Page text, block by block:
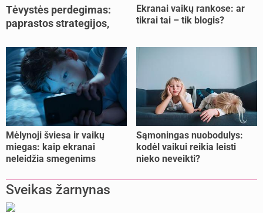
Tėvystės perdegimas:
paprastos strategijos,
jėgas
Ekranai vaikų rankose: ar
tikrai tai – tik blogis?
Mėlynoji šviesa ir vaikų
miegas: kaip ekranai
neleidžia smegenims
Sąmoningas nuobodulys:
kodėl vaikui reikia leisti
nieko neveikti?
Sveikas žarnynas